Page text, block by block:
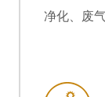
净化、废